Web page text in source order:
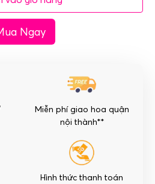
Ngay
Miễn phí giao hoa quận
nội thành**
Hình thức thanh toán